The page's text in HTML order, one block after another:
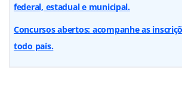
federal, estadual e municipal.
Concursos abertos: acompanhe as
todo país.